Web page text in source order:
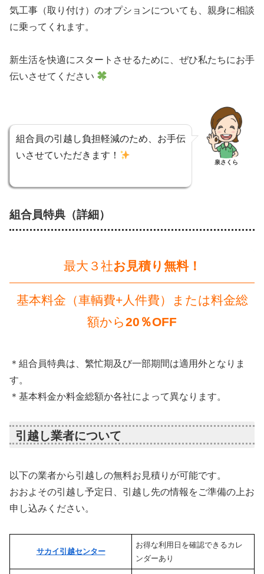
気工事（取り付け）のオプションについても、親身に相談
に乗ってくれます。
新生活を快適にスタートさせるために、ぜひ私たちにお手
伝いさせてください
組合員の引越し負担軽減のため、お手伝
いさせていただきます！
泉さくら
組合員特典 （詳細）
最大３社お見積り無料！
基本料金（車輌費+人件費）または料金総
額から20％OFF
＊組合員特典は、繁忙期及び一部期間は適用外となりま
す。
＊基本料金か料金総額か各社によって異なります。
引越し業者について
以下の業者から引越しの無料お見積りが可能です。
おおよその引越し予定日、引越し先の情報をご準備の上お
申し込みください。
サカイ引越センター
お得な利用日を確認できるカレ
ンダーあり